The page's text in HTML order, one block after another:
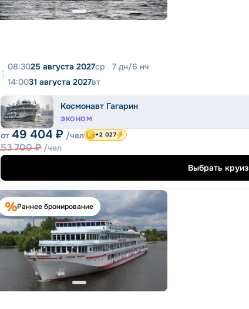
08:3025 августа 2027ср 7 дн/6 нч
14:0031 августа 2027вт
Космонавт Гагарин
ЭКОНОМ
от 49 404 ₽ /чел
53 700₽ /чел
+2 027
Выбрать круиз
Раннее бронирование